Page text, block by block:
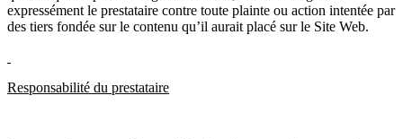
expressément le prestataire contre toute plainte ou action intentée par
des tiers fondée sur le contenu qu’il aurait placé sur le Site Web.
Responsabilité du prestataire